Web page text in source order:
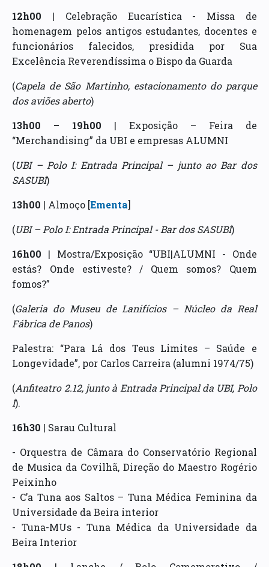
12h00 | Celebração Eucarística - Missa de
homenagem pelos antigos estudantes, docentes e
funcionários falecidos, presidida por Sua
Excelência Reverendíssima o Bispo da Guarda
(Capela de São Martinho, estacionamento do parque
dos aviões aberto)
13h00 – 19h00 | Exposição – Feira de
“Merchandising” da UBI e empresas ALUMNI
(UBI – Polo I: Entrada Principal – junto ao Bar dos
SASUBI)
13h00 | Almoço [Ementa]
(UBI – Polo I: Entrada Principal - Bar dos SASUBI)
16h00 | Mostra/Exposição “UBI|ALUMNI - Onde
estás? Onde estiveste? / Quem somos? Quem
fomos?”
(Galeria do Museu de Lanifícios – Núcleo da Real
Fábrica de Panos)
Palestra: “Para Lá dos Teus Limites – Saúde e
Longevidade”, por Carlos Carreira (alumni 1974/75)
(Anfiteatro 2.12, junto à Entrada Principal da UBI, Polo
I).
16h30 | Sarau Cultural
- Orquestra de Câmara do Conservatório Regional
de Musica da Covilhã, Direção do Maestro Rogério
Peixinho
- C’a Tuna aos Saltos – Tuna Médica Feminina da
Universidade da Beira interior
- Tuna-MUs - Tuna Médica da Universidade da
Beira Interior